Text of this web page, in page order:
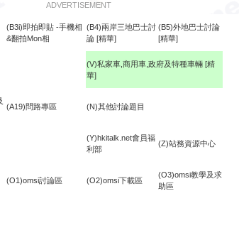
ADVERTISEMENT
(B3i)即拍即貼 -手機相
&翻拍Mon相
(B4)兩岸三地巴士討
論 [精華]
(B5)外地巴士討論
[精華]
(V)私家車,商用車,政府及特種車輛 [精
華]
(A19)問路專區 (N)其他討論題目
(Y)hkitalk.net會員福
利部
(Z)站務資源中心
(O1)omsi討論區 (O2)omsi下載區
(O3)omsi教學及求
助區